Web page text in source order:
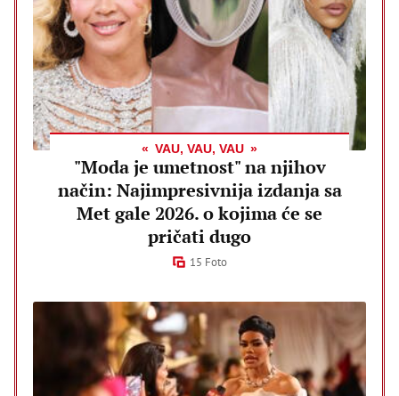
VAU, VAU, VAU
"Moda je umetnost" na njihov
način: Najimpresivnija izdanja sa
Met gale 2026. o kojima će se
pričati dugo
15 Foto